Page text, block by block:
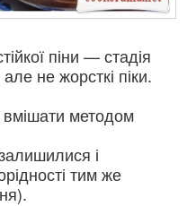
піни — стадія
не жорсткі піки.
вмішати методом
і
тим же